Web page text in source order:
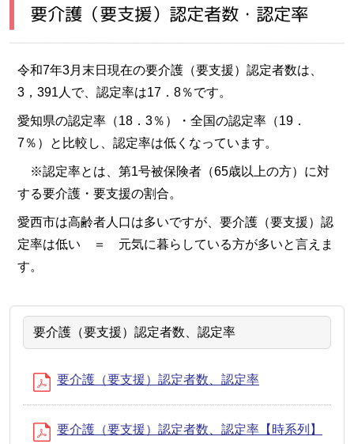
要介護（要支援）認定者数・認定率
令和7年3月末日現在の要介護（要支援）認定者数は、
3，391人で、認定率は17．8％です。
愛知県の認定率（18．3％）・全国の認定率（19．
7％）と比較し、認定率は低くなっています。
※認定率とは、第1号被保険者（65歳以上の方）に対
する要介護・要支援の割合。
愛西市は高齢者人口は多いですが、要介護（要支援）認
定率は低い ＝ 元気に暮らしている方が多いと言えま
す。
要介護（要支援）認定者数、認定率
要介護（要支援）認定者数、認定率
要介護（要支援）認定者数、認定率【時系列】